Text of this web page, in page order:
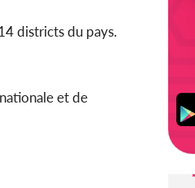
districts du pays.
et de